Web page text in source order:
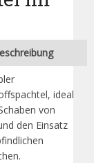
ideal
von
den Einsatz